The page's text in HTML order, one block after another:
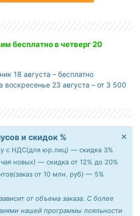
бесплатнов четверг 20
18 августа – бесплатно
воскресенье 23 августа – от 3 500
и скидок %
с НДС(для юр.лиц) — скидка 3%
новых) — скидка от 12% до 20%
от 10 млн. руб) — 5%
от объема заказа. С более
нашей программы лояльности
×